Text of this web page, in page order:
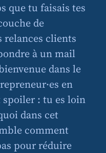
que tu faisais tes
de
relances clients
à un mail
dans le
en
: tu es loin
dans cet
comment
pour réduire